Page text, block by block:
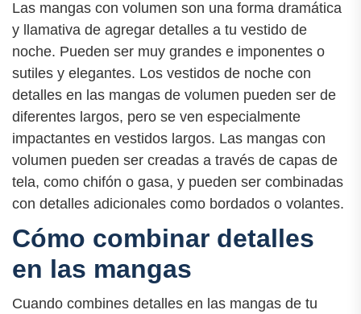
Las mangas con volumen son una forma dramática
y llamativa de agregar detalles a tu vestido de
noche. Pueden ser muy grandes e imponentes o
sutiles y elegantes. Los vestidos de noche con
detalles en las mangas de volumen pueden ser de
diferentes largos, pero se ven especialmente
impactantes en vestidos largos. Las mangas con
volumen pueden ser creadas a través de capas de
tela, como chifón o gasa, y pueden ser combinadas
con detalles adicionales como bordados o volantes.
Cómo combinar detalles
en las mangas
Cuando combines detalles en las mangas de tu